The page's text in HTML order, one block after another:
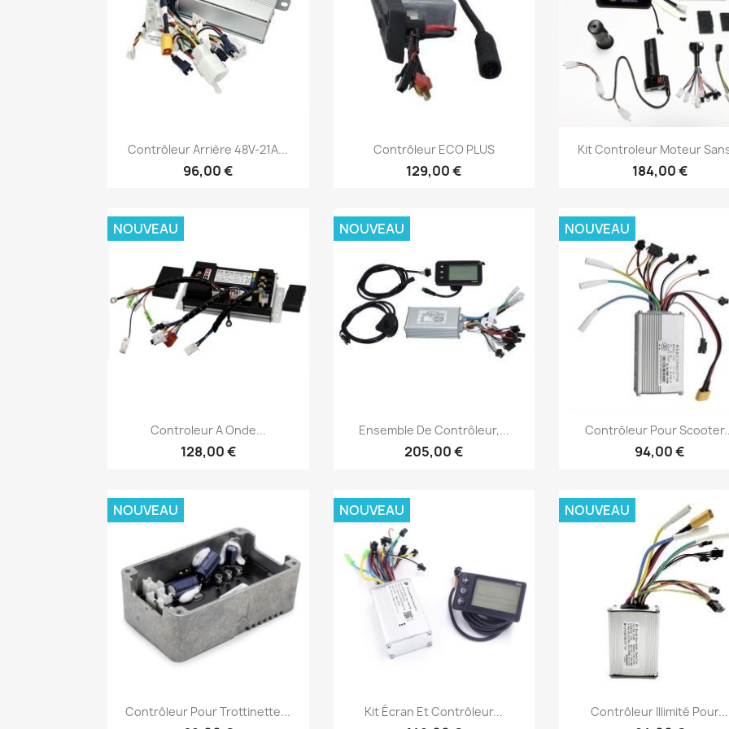
Aperçu rapide
Contrôleur Arrière 48V-21A...
96,00 €
Aperçu rapide
Contrôleur ECO PLUS
129,00 €
Aperçu rapide
Kit Controleur Moteur
184,00 €
Aperçu rapide
Controleur A Onde...
128,00 €
NOUVEAU
Aperçu rapide
Ensemble De Contrôleur,...
205,00 €
NOUVEAU
Aperçu rapide
Contrôleur Pour
94,00 €
NOUVEAU
Aperçu rapide
Contrôleur Pour Trottinette...
NOUVEAU
Aperçu rapide
Kit Écran Et Contrôleur...
NOUVEAU
Aperçu rapide
Contrôleur Illimité Pour...
NOUVEAU